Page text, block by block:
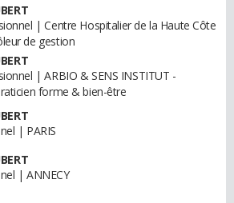
| Centre Hospitalier de la Haute Côte
de gestion
| ARBIO & SENS INSTITUT -
forme & bien-être
| PARIS
| ANNECY